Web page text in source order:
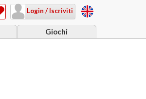
Login / Iscriviti
Giochi